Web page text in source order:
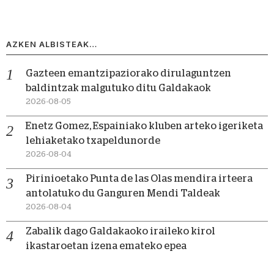
AZKEN ALBISTEAK…
Gazteen emantzipaziorako dirulaguntzen
baldintzak malgutuko ditu Galdakaok
2026-08-05
Enetz Gomez, Espainiako kluben arteko igeriketa
lehiaketako txapeldunorde
2026-08-04
Pirinioetako Punta de las Olas mendira irteera
antolatuko du Ganguren Mendi Taldeak
2026-08-04
Zabalik dago Galdakaoko iraileko kirol
ikastaroetan izena emateko epea